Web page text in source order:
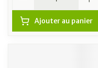
Ajouter au panier